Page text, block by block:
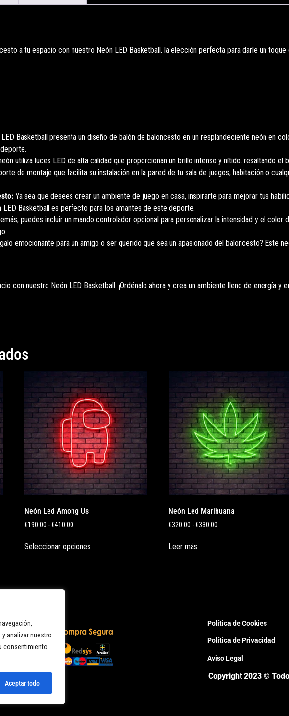
analizar nuestro
consentimiento
Aceptar todo
a tu espacio con nuestro Neón LED Basketball, la elección perfecta para darle un
Basketball presenta un diseño de balón de baloncesto en un resplandeciente neón en
utiliza luces LED de alta calidad que proporcionan un brillo intenso y nítido, resaltando el
de montaje que facilita su instalación en la pared de tu sala de juegos, habitación o
Ya sea que desees crear un ambiente de juego en casa, inspirarte para mejorar tus
LED Basketball es perfecto para los amantes de este deporte.
puedes incluir un mando controlador opcional para personalizar la intensidad y el color
emocionante para un amigo o ser querido que sea un apasionado del baloncesto? Este
con nuestro Neón LED Basketball. ¡Ordénalo ahora y crea un ambiente lleno de energía y
Neón Led Among Us
€190.00 - €410.00
Seleccionar opciones
Neón Led Marihuana
€320.00 - €330.00
Leer más
Política de Cookies
Política de Privacidad
Aviso Legal
Copyright 2023 ©